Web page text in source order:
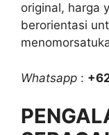
original, harga
berorientasi
Whatsapp :